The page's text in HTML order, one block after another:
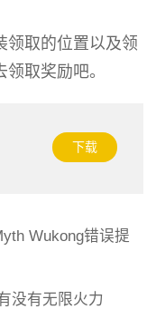
领取的位置以及领
取奖励吧。
下载
Wukong错误提
没有无限火力